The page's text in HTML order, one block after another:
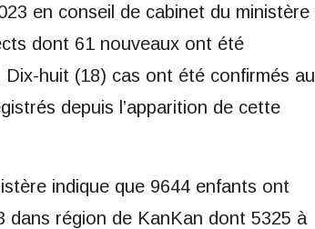
en conseil de cabinet du ministère
dont 61 nouveaux ont été
huit (18) cas ont été confirmés au
depuis l’apparition de cette
indique que 9644 enfants ont
région de KanKan dont 5325 à